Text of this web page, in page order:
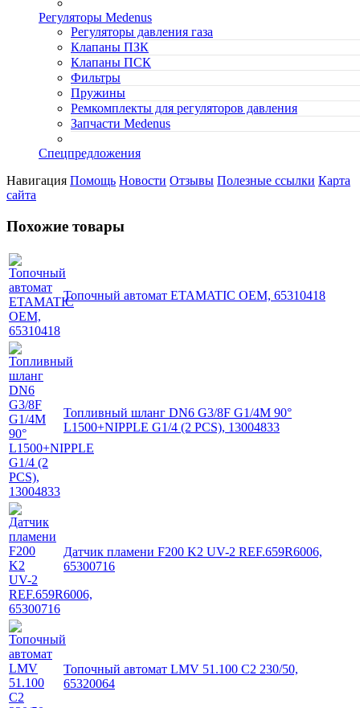
Регуляторы Medenus
Регуляторы давления газа
Клапаны ПЗК
Клапаны ПСК
Фильтры
Пружины
Ремкомплекты для регуляторов давления
Запчасти Medenus
Спецпредложения
Навигация Помощь Новости Отзывы Полезные ссылки Карта
сайта
Похожие товары
Топочный автомат ETAMATIC OEM, 65310418
Топливный шланг DN6 G3/8F G1/4M 90°
L1500+NIPPLE G1/4 (2 PCS), 13004833
Датчик пламени F200 K2 UV-2 REF.659R6006,
65300716
Топочный автомат LMV 51.100 C2 230/50,
65320064